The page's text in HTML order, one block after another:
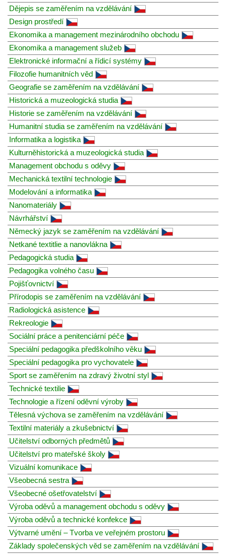
Dějepis se zaměřením na vzdělávání
Design prostředí
Ekonomika a management mezinárodního obchodu
Ekonomika a management služeb
Elektronické informační a řídicí systémy
Filozofie humanitních věd
Geografie se zaměřením na vzdělávání
Historická a muzeologická studia
Historie se zaměřením na vzdělávání
Humanitní studia se zaměřením na vzdělávání
Informatika a logistika
Kulturněhistorická a muzeologická studia
Management obchodu s oděvy
Mechanická textilní technologie
Modelování a informatika
Nanomateriály
Návrhářství
Německý jazyk se zaměřením na vzdělávání
Netkané textitlie a nanovlákna
Pedagogická studia
Pedagogika volného času
Pojišťovnictví
Přírodopis se zaměřením na vzdělávání
Radiologická asistence
Rekreologie
Sociální práce a penitenciární péče
Speciální pedagogika předškolního věku
Speciální pedagogika pro vychovatele
Sport se zaměřením na zdravý životní styl
Technické textilie
Technologie a řízení oděvní výroby
Tělesná výchova se zaměřením na vzdělávání
Textilní materiály a zkušebnictví
Učitelství odborných předmětů
Učitelství pro mateřské školy
Vizuální komunikace
Všeobecná sestra
Všeobecné ošetřovatelství
Výroba oděvů a management obchodu s oděvy
Výroba oděvů a technické konfekce
Výtvarné umění – Tvorba ve veřejném prostoru
Základy společenských věd se zaměřením na vzdělávání